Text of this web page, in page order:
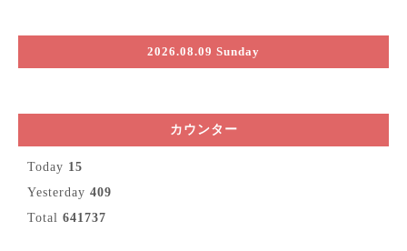
2026.08.09 Sunday
カウンター
Today 15
Yesterday 409
Total 641737